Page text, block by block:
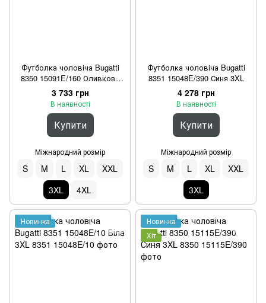
Футболка чоловіча Bugatti
8350 15091E/160 Оливкова
3XL
3 733 грн
В наявності
Купити
Міжнародний розмір
S M L XL
XXL
3XL
4XL
Футболка чоловіча Bugatti
8351 15048E/390 Синя 3XL
4 278 грн
В наявності
Купити
Міжнародний розмір
S M L XL
XXL
3XL
Новинка
Новинка
Хіт